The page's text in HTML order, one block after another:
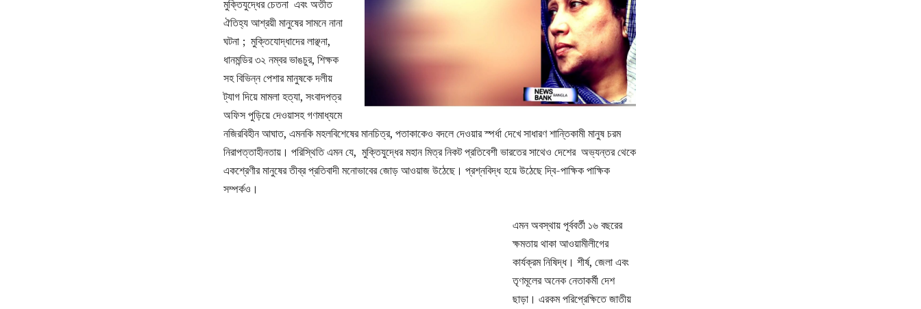
মুক্তিযুদ্ধের চেতনা এবং অতীত
ঐতিহ্য আশ্রয়ী মানুষের সামনে নানা
ঘটনা ; মুক্তিযোদ্ধাদের লাঞ্ছনা,
ধানমন্ডির ৩২ নম্বর ভাঙচুর, শিক্ষক
সহ বিভিন্ন পেশার মানুষকে দলীয়
ট্যাগ দিয়ে মামলা হত্যা, সংবাদপত্র
অফিস পুড়িয়ে দেওয়াসহ গণমাধ্যমে
নজিরবিহীন আঘাত, এমনকি মহলবিশেষের মানচিত্র, পতাকাকেও বদলে দেওয়ার স্পর্ধা দেখে সাধারণ শান্তিকামী মানুষ চরম
নিরাপত্তাহীনতায়। পরিস্থিতি এমন যে, মুক্তিযুদ্ধের মহান মিত্র নিকট প্রতিবেশী ভারতের সাথেও দেশের অভ্যন্তর থেকে
একশ্রেণীর মানুষের তীব্র প্রতিবাদী মনোভাবের জোড় আওয়াজ উঠেছে। প্রশ্নবিদ্ধ হয়ে উঠেছে দ্বি-পাক্ষিক পাক্ষিক
সম্পর্কও।
এমন অবস্থায় পূর্ববর্তী ১৬ বছরের
ক্ষমতায় থাকা আওয়ামীলীগের
কার্যক্রম নিষিদ্ধ। শীর্ষ, জেলা এবং
তৃণমূলের অনেক নেতাকর্মী দেশ
ছাড়া। এরকম পরিপ্রেক্ষিতে জাতীয়